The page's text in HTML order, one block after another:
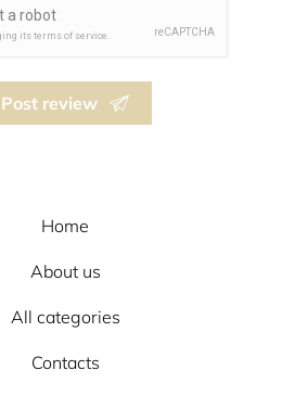
Post review
Home
About us
All categories
Contacts